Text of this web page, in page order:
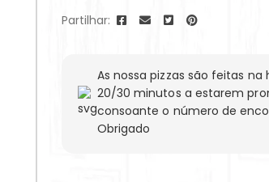
Partilhar:
As nossa pizzas são feitas
20/30 minutos a estarem
consoante o número de
Obrigado